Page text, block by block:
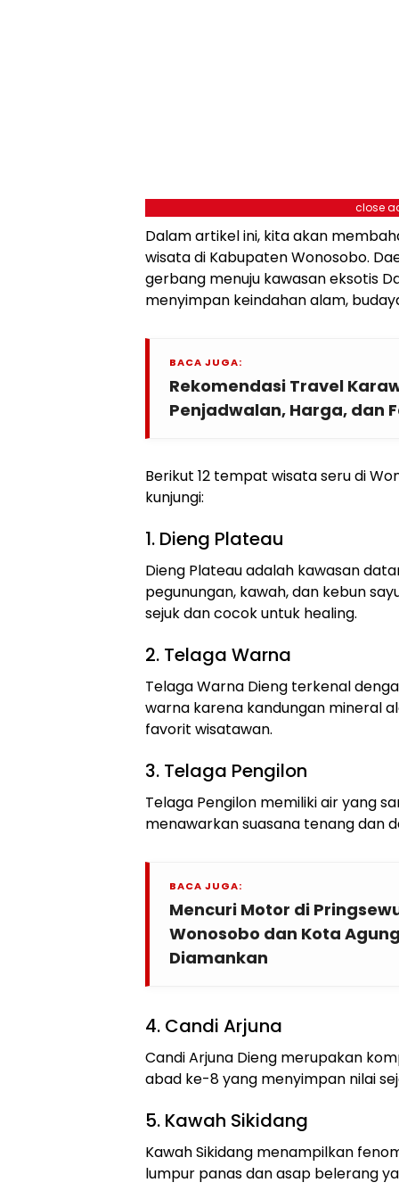
close
Dalam artikel ini, kita akan
wisata di Kabupaten Wonosobo.
gerbang menuju kawasan eksotis
menyimpan keindahan alam,
BACA JUGA:
Rekomendasi Travel
Penjadwalan, Harga, dan
Berikut 12 tempat wisata seru di
kunjungi:
1. Dieng Plateau
Dieng Plateau adalah kawasan
pegunungan, kawah, dan kebun
sejuk dan cocok untuk healing.
2. Telaga Warna
Telaga Warna Dieng terkenal
warna karena kandungan mineral
favorit wisatawan.
3. Telaga Pengilon
Telaga Pengilon memiliki air yang
menawarkan suasana tenang dan
BACA JUGA:
Mencuri Motor di
Wonosobo dan Kota
Diamankan
4. Candi Arjuna
Candi Arjuna Dieng merupakan
abad ke-8 yang menyimpan nilai
5. Kawah Sikidang
Kawah Sikidang menampilkan
lumpur panas dan asap belerang